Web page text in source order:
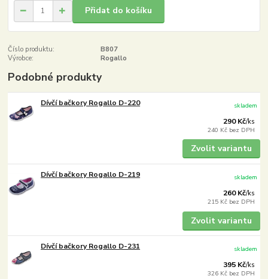
Přidat do košíku
Číslo produktu:
B807
Výrobce:
Rogallo
Podobné produkty
Dívčí bačkory Rogallo D-220
290 Kč/ks
240 Kč bez DPH
skladem
Zvolit variantu
Dívčí bačkory Rogallo D-219
260 Kč/ks
215 Kč bez DPH
skladem
Zvolit variantu
Dívčí bačkory Rogallo D-231
395 Kč/ks
326 Kč bez DPH
skladem